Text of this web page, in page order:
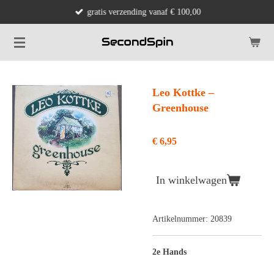
naar
de
gratis verzending vanaf € 100,00
Leo Kottke ‎–
Greenhouse
€ 6,95
In winkelwagen
Artikelnummer: 20839
2e Hands